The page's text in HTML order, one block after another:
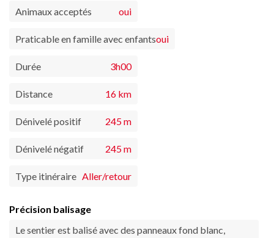
Animaux acceptés oui
Praticable en famille avec enfantsoui
Durée 3h00
Distance 16 km
Dénivelé positif 245 m
Dénivelé négatif 245 m
Type itinéraire Aller/retour
Précision balisage
Le sentier est balisé avec des panneaux fond blanc,